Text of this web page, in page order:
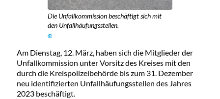
Die Unfallkommission beschäftigt sich mit
den Unfallhäufungsstellen.
©
Am Dienstag, 12. März, haben sich die Mitglieder der
Unfallkommission unter Vorsitz des Kreises mit den
durch die Kreispolizeibehörde bis zum 31. Dezember
neu identifizierten Unfallhäufungsstellen des Jahres
2023 beschäftigt.